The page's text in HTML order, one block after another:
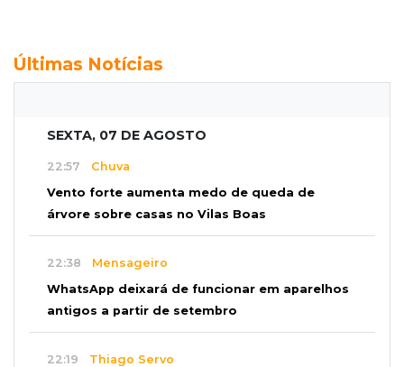
Últimas Notícias
SEXTA, 07 DE AGOSTO
22:57 Chuva
Vento forte aumenta medo de queda de
árvore sobre casas no Vilas Boas
22:38 Mensageiro
WhatsApp deixará de funcionar em aparelhos
antigos a partir de setembro
22:19 Thiago Servo